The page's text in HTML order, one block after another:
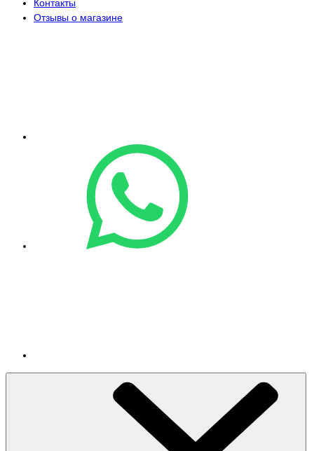
Контакты
Отзывы о магазине